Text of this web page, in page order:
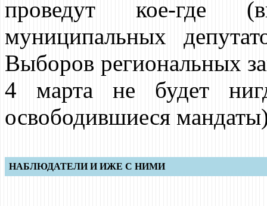
проведут кое-где
муниципальных
Выборов региональных
4 марта не будет
освободившиеся
НАБЛЮДАТЕЛИ И ИЖЕ С НИМИ